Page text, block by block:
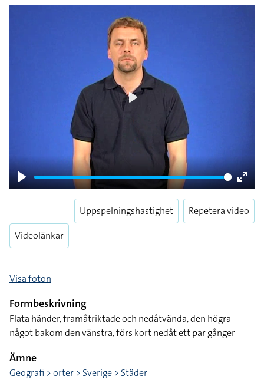
Play
Enter
Videolänkar
Uppspelningshastighet Repetera video
Visa foton
Formbeskrivning
Flata händer, framåtriktade och nedåtvända, den högra
något bakom den vänstra, förs kort nedåt ett par gånger
Ämne
Geografi > orter > Sverige > Städer